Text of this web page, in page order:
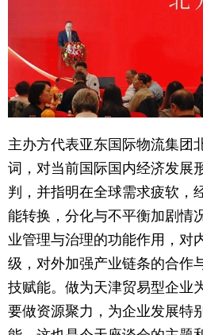
主办方代表亚东国际物流集团
词，对当前国际国内经济发展
判，并指明在全球需求疲软，
能转换，分化与不平衡加剧情
业管理与治理的功能作用，对
级，对外加强产业链条的合作
技赋能。做为天津贸易型企业
要做资源聚力，为企业发展特